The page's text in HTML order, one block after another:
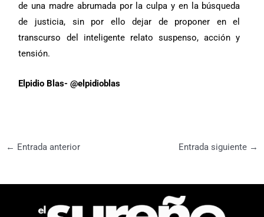
de una madre abrumada por la culpa y en la búsqueda
de justicia, sin por ello dejar de proponer en el
transcurso del inteligente relato suspenso, acción y
tensión.
Elpidio Blas-@elpidioblas
← Entrada anterior Entrada siguiente →